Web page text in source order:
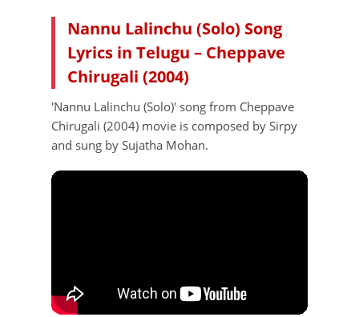
Nannu Lalinchu (Solo) Song
Lyrics in Telugu – Cheppave
Chirugali (2004)
'Nannu Lalinchu (Solo)' song from Cheppave
Chirugali (2004) movie is composed by Sirpy
and sung by Sujatha Mohan.